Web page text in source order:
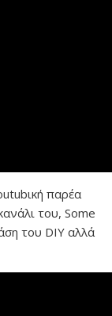
παρέα
του, Some
του DIY αλλά